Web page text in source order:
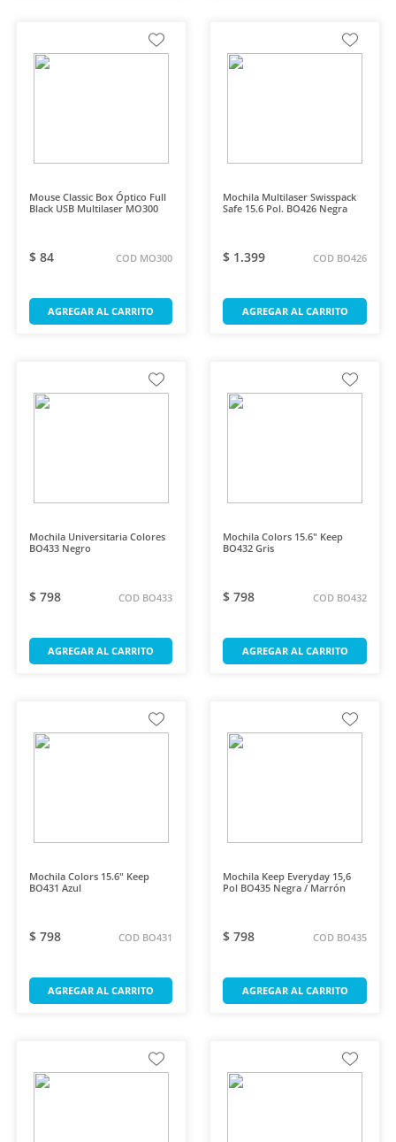
Mouse Classic Box Óptico Full
Black USB Multilaser MO300
$ 84 COD MO300
AGREGAR AL CARRITO
Mochila Multilaser Swisspack
Safe 15.6 Pol. BO426 Negra
$ 1.399 COD BO426
AGREGAR AL CARRITO
Mochila Universitaria Colores
BO433 Negro
$ 798 COD BO433
AGREGAR AL CARRITO
Mochila Colors 15.6" Keep
BO432 Gris
$ 798 COD BO432
AGREGAR AL CARRITO
Mochila Colors 15.6" Keep
BO431 Azul
$ 798 COD BO431
AGREGAR AL CARRITO
Mochila Keep Everyday 15,6
Pol BO435 Negra / Marrón
$ 798 COD BO435
AGREGAR AL CARRITO